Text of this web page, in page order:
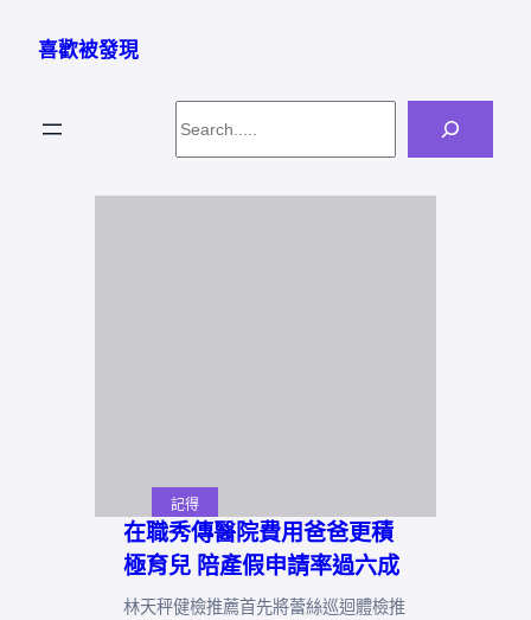
喜歡被發現
記得
在職秀傳醫院費用爸爸更積
極育兒 陪產假申請率過六成
林天秤健檢推薦首先將蕾絲巡迴體檢推